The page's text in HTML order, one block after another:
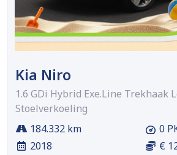
Kia Niro
1.6 GDi Hybrid Exe.Line Trekhaak
Stoelverkoeling
184.332 km
2018
0
€